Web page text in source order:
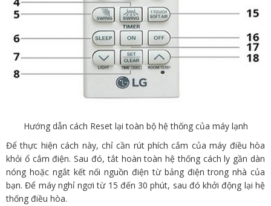
Hướng dẫn cách Reset lại toàn bộ hệ thống của máy lạnh
Để thực hiện cách này, chỉ cần rút phích cắm của máy điều hòa
khỏi ổ cắm điện. Sau đó, tắt hoàn toàn hệ thống cách ly gần dàn
nóng hoặc ngắt kết nối nguồn điện từ bảng điện trong nhà của
bạn. Để máy nghỉ ngơi từ 15 đến 30 phút, sau đó khởi động lại hệ
thống điều hòa.